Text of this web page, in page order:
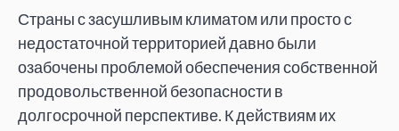
Страны с засушливым климатом или просто с
недостаточной территорией давно были
озабочены проблемой обеспечения собственной
продовольственной безопасности в
долгосрочной перспективе. К действиям их